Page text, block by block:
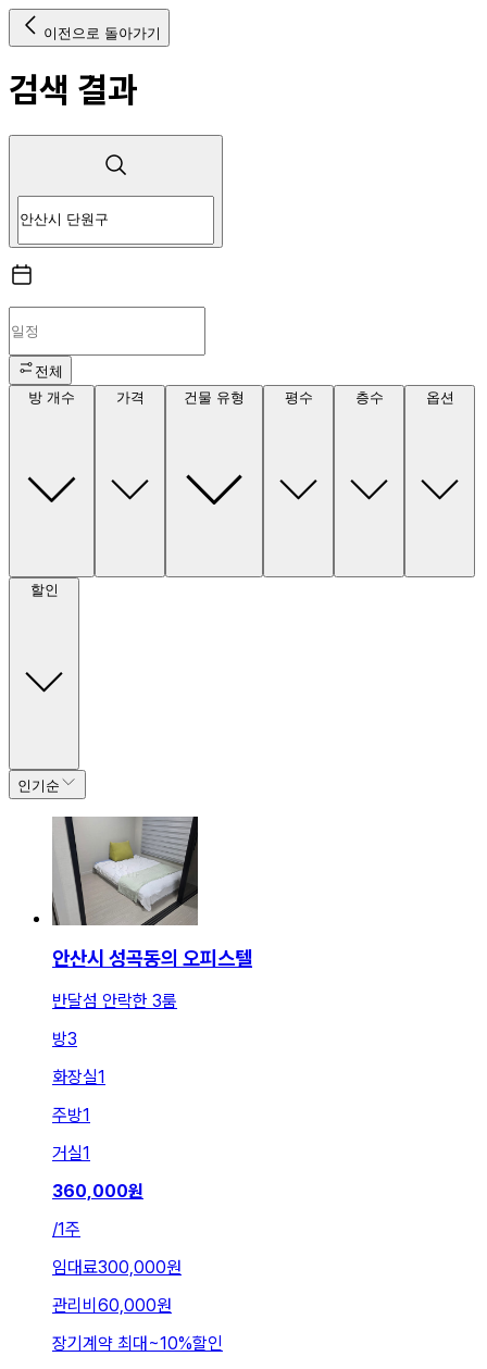
이전으로 돌아가기
검색 결과
전체
방 개수
가격 건물 유형 평수 층수 옵션
할인
인기순
안산시 성곡동의 오피스텔
반달섬 안락한 3룸
방3
화장실1
주방1
거실1
360,000원
/1주
임대료300,000원
관리비 60,000원
장기계약 최대 ~10%할인